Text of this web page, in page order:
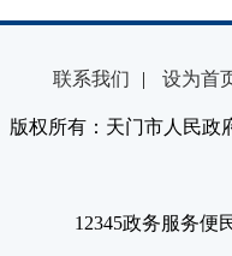
联系我们 | 设为首
版权所有：天门市人民
12345政务服务便